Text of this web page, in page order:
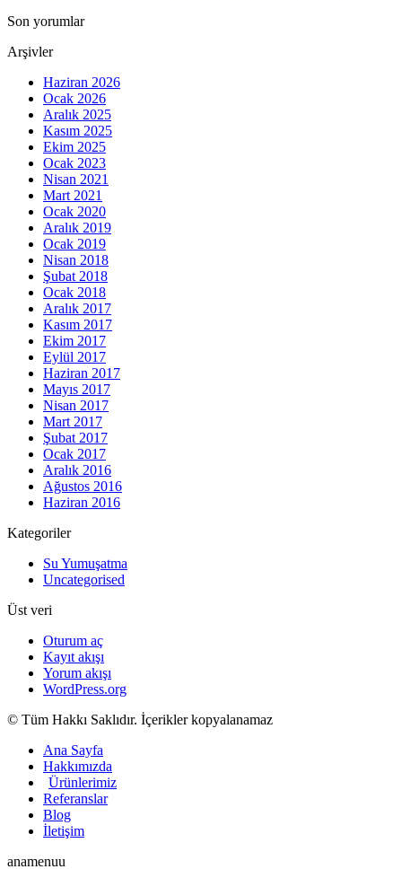
Son yorumlar
Arşivler
Haziran 2026
Ocak 2026
Aralık 2025
Kasım 2025
Ekim 2025
Ocak 2023
Nisan 2021
Mart 2021
Ocak 2020
Aralık 2019
Ocak 2019
Nisan 2018
Şubat 2018
Ocak 2018
Aralık 2017
Kasım 2017
Ekim 2017
Eylül 2017
Haziran 2017
Mayıs 2017
Nisan 2017
Mart 2017
Şubat 2017
Ocak 2017
Aralık 2016
Ağustos 2016
Haziran 2016
Kategoriler
Su Yumuşatma
Uncategorised
Üst veri
Oturum aç
Kayıt akışı
Yorum akışı
WordPress.org
© Tüm Hakkı Saklıdır. İçerikler kopyalanamaz
Ana Sayfa
Hakkımızda
Ürünlerimiz
Referanslar
Blog
İletişim
anamenuu